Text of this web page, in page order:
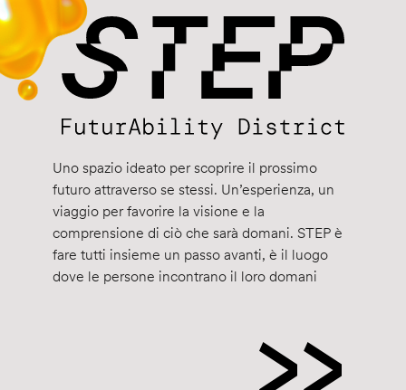
Uno spazio ideato per scoprire il prossimo
futuro attraverso se stessi. Un’esperienza, un
viaggio per favorire la visione e la
comprensione di ciò che sarà domani. STEP è
fare tutti insieme un passo avanti, è il luogo
dove le persone incontrano il loro domani